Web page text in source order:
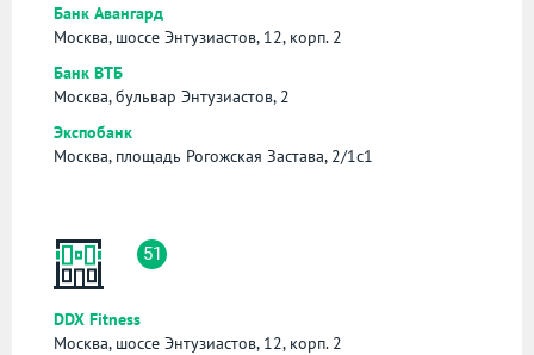
Банк Авангард
Москва, шоссе Энтузиастов, 12, корп. 2
Банк ВТБ
Москва, бульвар Энтузиастов, 2
Экспобанк
Москва, площадь Рогожская Застава, 2/1с1
51
DDX Fitness
Москва, шоссе Энтузиастов, 12, корп. 2